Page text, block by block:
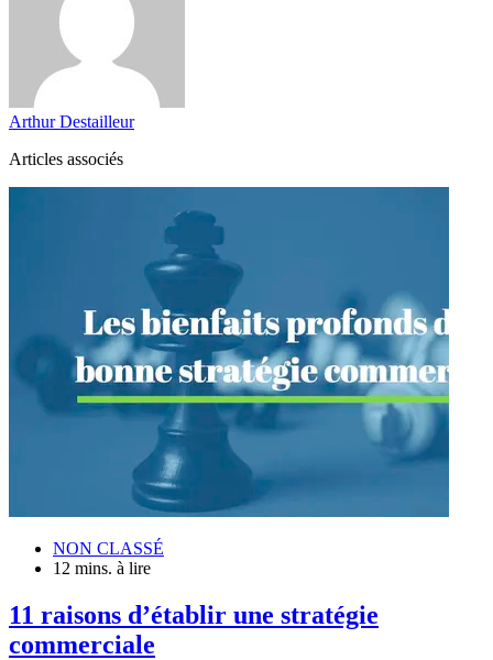
Arthur Destailleur
Articles associés
NON CLASSÉ
12 mins. à lire
11 raisons d’établir une stratégie
commerciale